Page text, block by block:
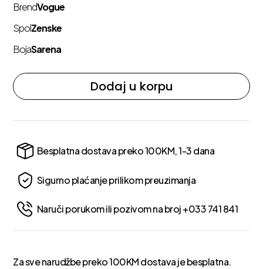
BrendVogue
SpolZenske
BojaSarena
Dodaj u korpu
Besplatna dostava preko 100KM, 1-3 dana
Sigurno plaćanje prilikom preuzimanja
Naruči porukom ili pozivom na broj +033 741 841
Za sve narudžbe preko 100KM dostava je besplatna.